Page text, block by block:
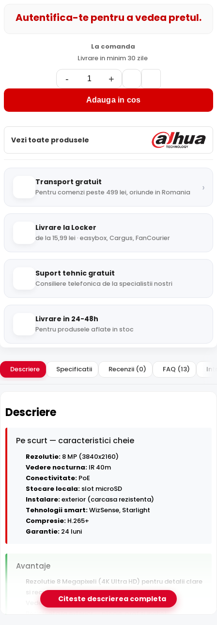
Autentifica-te pentru a vedea pretul.
La comanda
Livrare in minim 30 zile
- +
Adauga in cos
Vezi toate produsele
Transport gratuit
Pentru comenzi peste 499 lei, oriunde in Romania ›
Livrare la Locker
de la 15,99 lei · easybox, Cargus, FanCourier
Suport tehnic gratuit
Consiliere telefonica de la specialistii nostri
Livrare in 24-48h
Pentru produsele aflate in stoc
Descriere Specificatii Recenzii (0) FAQ (13)
Descriere
Pe scurt — caracteristici cheie
Rezolutie: 8 MP (3840x2160)
Vedere nocturna: IR 40m
Conectivitate: PoE
Stocare locala: slot microSD
Instalare:exterior (carcasa rezistenta)
Tehnologii smart:WizSense, Starlight
Compresie: H.265+
Garantie: 24 luni
Avantaje
Rezolutie 8 Megapixeli (4K Ultra HD) pentru detalii clare
si recunoastere persoane
Vedere nocturna in infrarosu pana la 40 m
Rezistenta la exterior — ploaie, praf si inghet
Citeste descrierea completa